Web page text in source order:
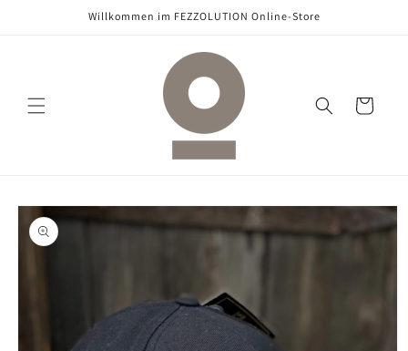
Willkommen im FEZZOLUTION Online-Store
Warenkorb